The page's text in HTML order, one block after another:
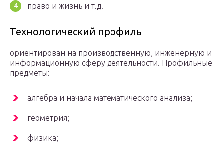
право и жизнь и т.д.
Технологический профиль
ориентирован на производственную, инженерную и
информационную сферу деятельности. Профильные
предметы:
алгебра и начала математического анализа;
геометрия;
физика;